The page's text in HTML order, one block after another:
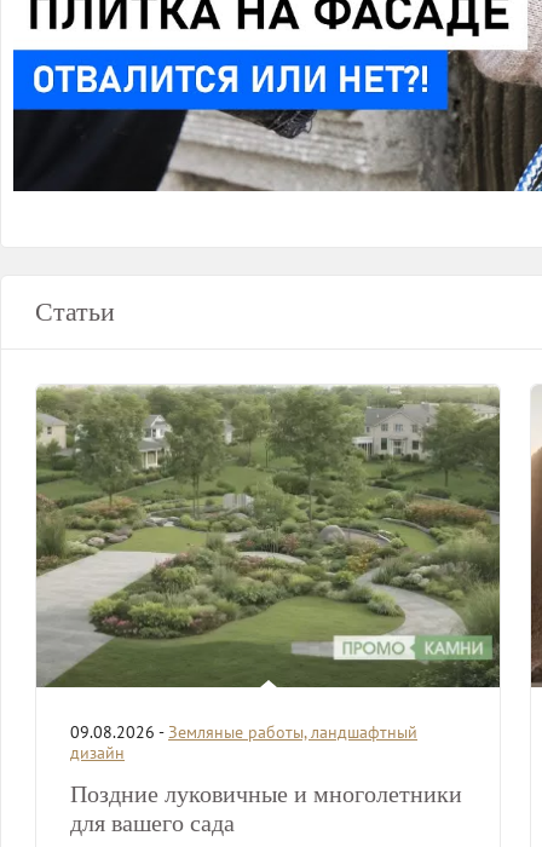
Статьи
09.08.2026 -Земляные работы, ландшафтный
дизайн
Поздние луковичные и многолетники
для вашего сада